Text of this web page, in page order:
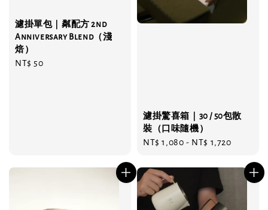
濾掛單包｜粼配方 2nd
Anniversary Blend（淺
焙）
Regular
NT$ 50
濾掛驚喜箱｜30 / 50包散
裝（口味隨機）
Regular
NT$ 1,080 - NT$ 1,720